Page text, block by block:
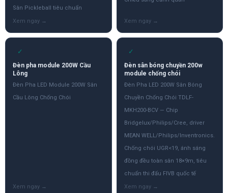
Sân Pickleball tiêu chuẩn
✓
Đèn pha module 200W Cầu
Lông
Đèn Pha LED Module 200W Sân
Cầu Lông Chống Chói
✓
Đèn sân bóng chuyền 200w
module chống chói
Đèn Pha LED 200W Sân Bóng
Chuyền Chống Chói TDLF-
MKH200-BCV — Chip
Bridgelux/Philips/Cree, driver
MEAN WELL/Philips/Inventronics.
Chống chói UGR<19, ánh sáng
đồng đều toàn sân 18×9m, tiêu
chuẩn thi đấu FIVB quốc tế